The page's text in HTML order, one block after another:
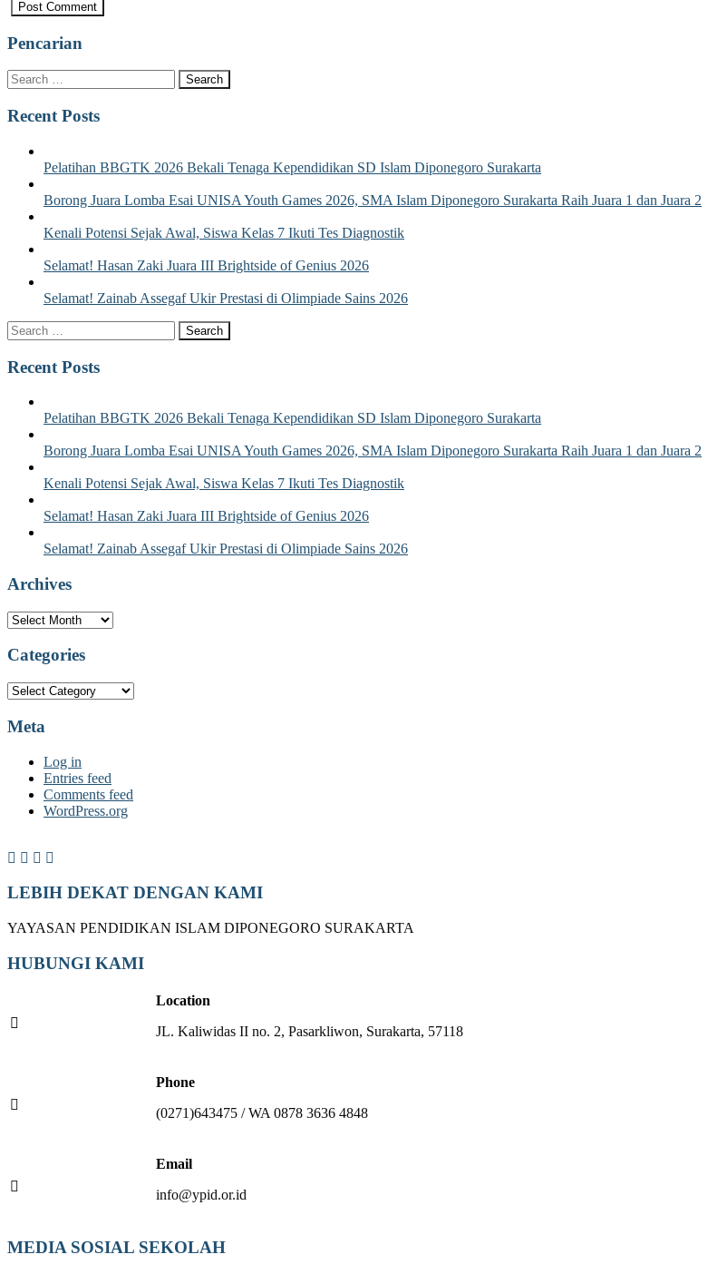
Pencarian
Recent Posts
Pelatihan BBGTK 2026 Bekali Tenaga Kependidikan SD Islam Diponegoro Surakarta
Borong Juara Lomba Esai UNISA Youth Games 2026, SMA Islam Diponegoro Surakarta Raih Juara 1 dan Juara 2
Kenali Potensi Sejak Awal, Siswa Kelas 7 Ikuti Tes Diagnostik
Selamat! Hasan Zaki Juara III Brightside of Genius 2026
Selamat! Zainab Assegaf Ukir Prestasi di Olimpiade Sains 2026
Recent Posts
Pelatihan BBGTK 2026 Bekali Tenaga Kependidikan SD Islam Diponegoro Surakarta
Borong Juara Lomba Esai UNISA Youth Games 2026, SMA Islam Diponegoro Surakarta Raih Juara 1 dan Juara 2
Kenali Potensi Sejak Awal, Siswa Kelas 7 Ikuti Tes Diagnostik
Selamat! Hasan Zaki Juara III Brightside of Genius 2026
Selamat! Zainab Assegaf Ukir Prestasi di Olimpiade Sains 2026
Archives
Archives
Categories
Categories
Meta
Log in
Entries feed
Comments feed
WordPress.org
LEBIH DEKAT DENGAN KAMI
YAYASAN PENDIDIKAN ISLAM DIPONEGORO SURAKARTA
HUBUNGI KAMI
Location
JL. Kaliwidas II no. 2, Pasarkliwon, Surakarta, 57118
Phone
(0271)643475 / WA 0878 3636 4848
Email
info@ypid.or.id
MEDIA SOSIAL SEKOLAH